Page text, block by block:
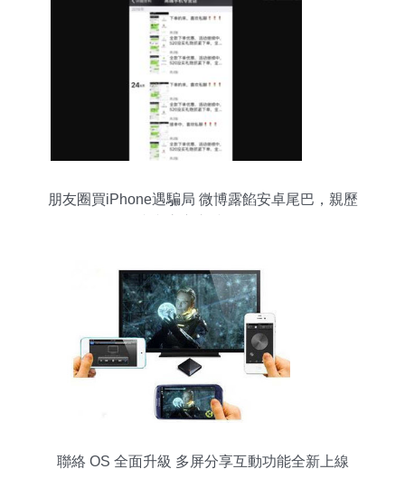
朋友圈買iPhone遇騙局 微博露餡安卓尾巴，親歷
聯絡 OS 全面升級 多屏分享互動功能全新上線